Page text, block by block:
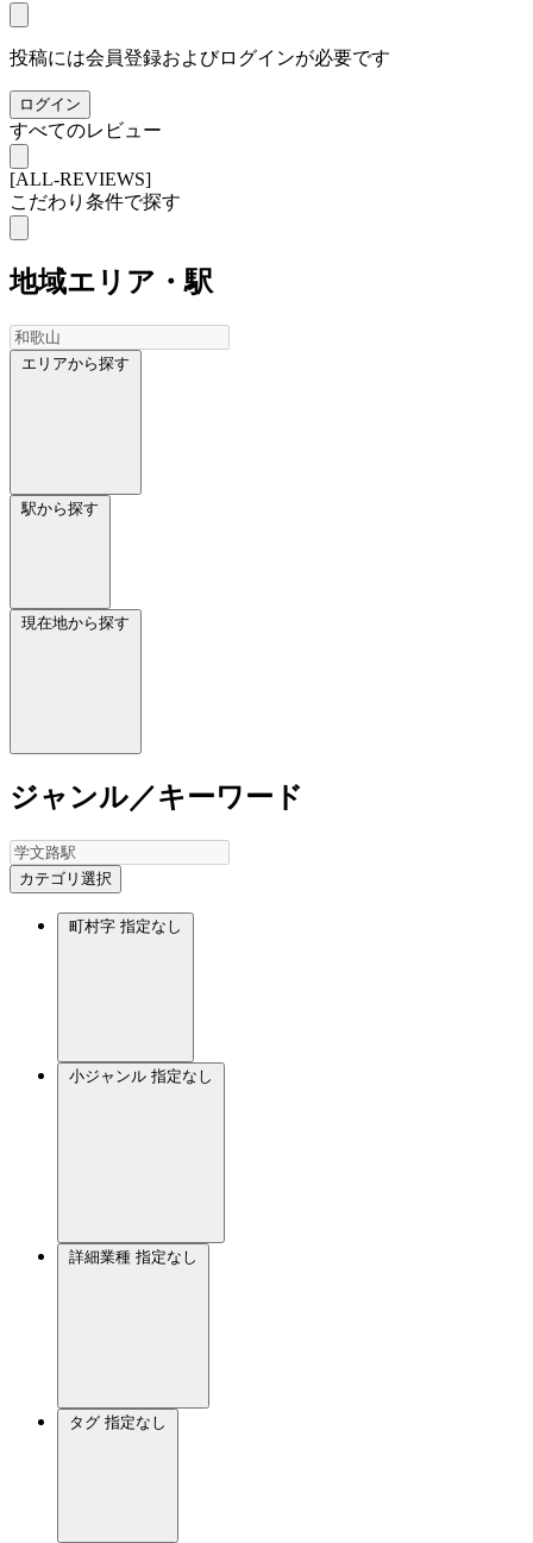
投稿には会員登録およびログインが必要です
ログイン
すべてのレビュー
[ALL-REVIEWS]
こだわり条件で探す
地域エリア・駅
エリアから探す
駅から探す
現在地から探す
ジャンル／キーワード
カテゴリ選択
町村字 指定なし
小ジャンル 指定なし
詳細業種 指定なし
タグ 指定なし